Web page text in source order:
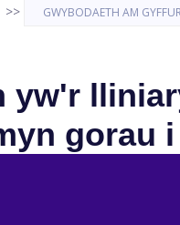
>> GWYBODAETH AM
yw'r
gorau